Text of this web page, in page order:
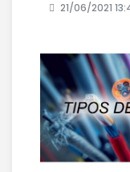
21/06/2021